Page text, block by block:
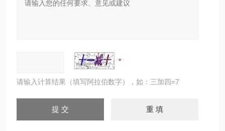
请输入计算结果（填写阿拉伯数字），如：三加四=7